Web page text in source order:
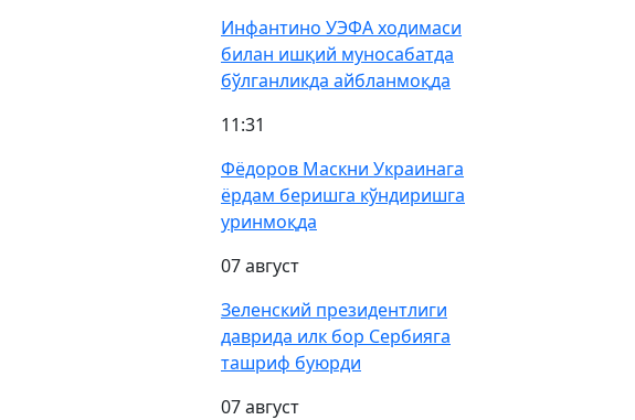
Инфантино УЭФА ходимаси
билан ишқий муносабатда
бўлганликда айбланмоқда
11:31
Фёдоров Маскни Украинага
ёрдам беришга кўндиришга
уринмоқда
07 август
Зеленский президентлиги
даврида илк бор Сербияга
ташриф буюрди
07 август